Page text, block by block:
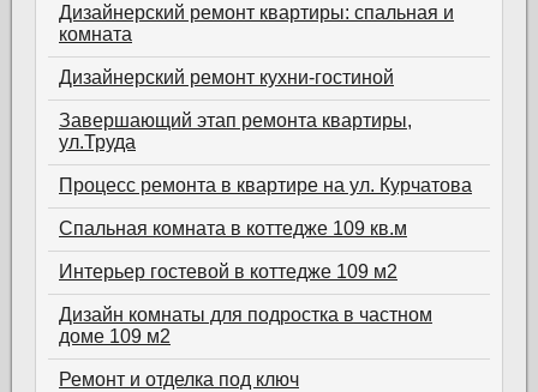
Дизайнерский ремонт квартиры: спальная и
комната
Дизайнерский ремонт кухни-гостиной
Завершающий этап ремонта квартиры,
ул.Труда
Процесс ремонта в квартире на ул. Курчатова
Спальная комната в коттедже 109 кв.м
Интерьер гостевой в коттедже 109 м2
Дизайн комнаты для подростка в частном
доме 109 м2
Ремонт и отделка под ключ